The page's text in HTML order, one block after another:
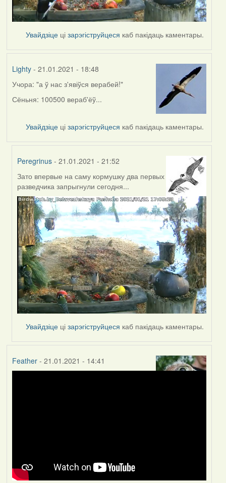
Увайдзіце цізарэгіструйцеся каб пакідаць каментары.
Lighty- 21.01.2021 - 18:48
Учора: "а ў нас з'явіўся верабей!"
Сёньня: 100500 вераб'ёў...
Увайдзіце цізарэгіструйцеся каб пакідаць каментары.
Peregrinus - 21.01.2021 - 21:52
In
reply
to
by
Lighty
Зато впервые на саму кормушку два первых
разведчика запрыгнули сегодня...
Увайдзіце цізарэгіструйцеся каб пакідаць каментары.
Feather- 21.01.2021 - 14:41